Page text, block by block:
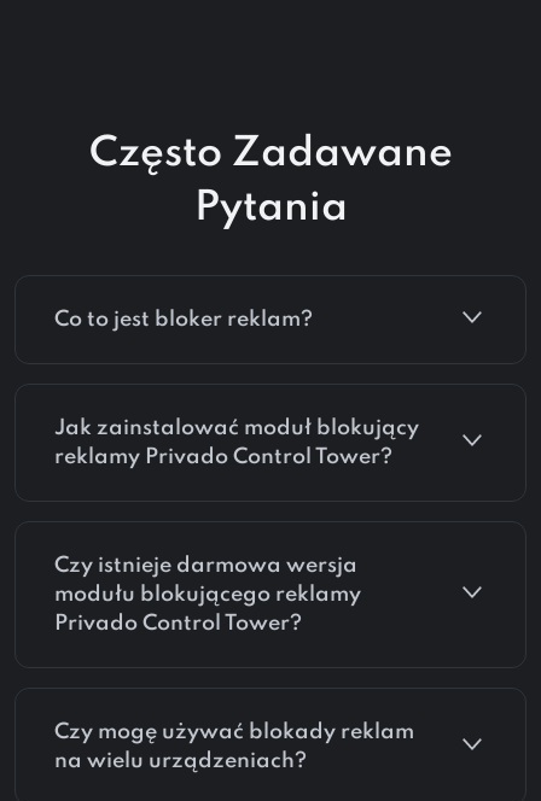
Często Zadawane
Pytania
Co to jest bloker reklam?
Jak zainstalować moduł blokujący
reklamy Privado Control Tower?
Czy istnieje darmowa wersja
modułu blokującego reklamy
Privado Control Tower?
Czy mogę używać blokady reklam
na wielu urządzeniach?